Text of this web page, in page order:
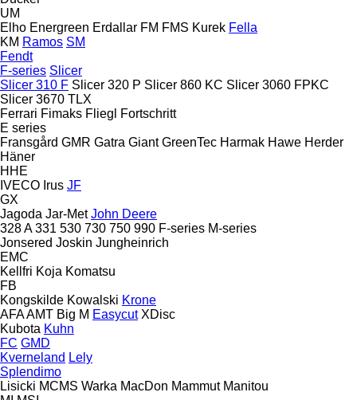
UM
Elho Energreen Erdallar FM FMS Kurek Fella
KM Ramos SM
Fendt
F-series Slicer
Slicer 310 F Slicer 320 P Slicer 860 KC Slicer 3060 FPKC
Slicer 3670 TLX
Ferrari Fimaks Fliegl
Fortschritt
E series
Fransgård GMR Gatra Giant GreenTec Harmak Hawe Herder
Häner
HHE
IVECO Irus JF
GX
Jagoda Jar-Met John Deere
328 A 331 530 730 750 990 F-series M-series
Jonsered Joskin Jungheinrich
EMC
Kellfri Koja Komatsu
FB
Kongskilde Kowalski Krone
AFAAMT Big M Easycut XDisc
Kubota Kuhn
FC GMD
Kverneland Lely
Splendimo
Lisicki MCMS Warka MacDon Mammut Manitou